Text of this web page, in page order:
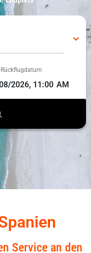
Rückflugdatum
Service an den